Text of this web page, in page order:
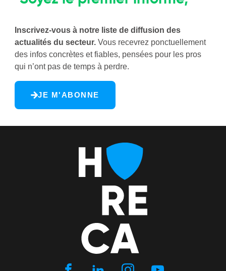
Inscrivez-vous à notre liste de diffusion des
actualités du secteur.Vous recevrez ponctuellement
des infos concrètes et fiables, pensées pour les pros
qui n’ont pas de temps à perdre.
JE M'ABONNE